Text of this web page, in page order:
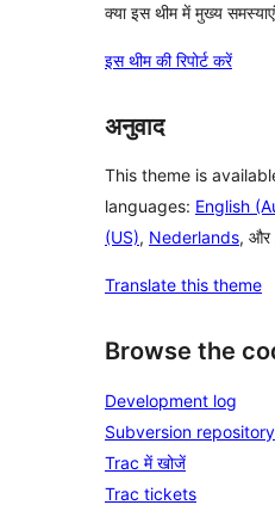
क्या इस थीम में मुख्य
इस थीम की रिपोर्ट करें
अनुवाद
This theme is
languages: English
(US), Nederlands, और
Translate this theme
Browse the
Development log
Subversion repository
Trac में खोजें
Trac tickets